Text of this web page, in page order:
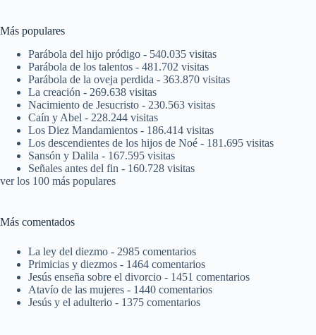
Más populares
Parábola del hijo pródigo - 540.035 visitas
Parábola de los talentos - 481.702 visitas
Parábola de la oveja perdida - 363.870 visitas
La creación - 269.638 visitas
Nacimiento de Jesucristo - 230.563 visitas
Caín y Abel - 228.244 visitas
Los Diez Mandamientos - 186.414 visitas
Los descendientes de los hijos de Noé - 181.695 visitas
Sansón y Dalila - 167.595 visitas
Señales antes del fin - 160.728 visitas
ver los 100 más populares
Más comentados
La ley del diezmo - 2985 comentarios
Primicias y diezmos - 1464 comentarios
Jesús enseña sobre el divorcio - 1451 comentarios
Atavío de las mujeres - 1440 comentarios
Jesús y el adulterio - 1375 comentarios